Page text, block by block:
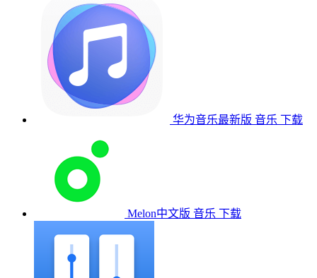
华为音乐最新版 音乐 下载
Melon中文版 音乐 下载